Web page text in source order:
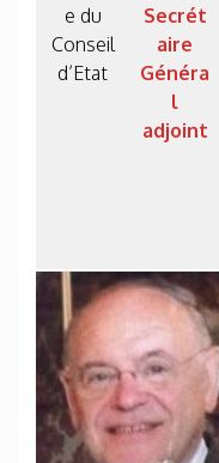
e du
Conseil
d’Etat
Secrét
aire
Généra
l
adjoint